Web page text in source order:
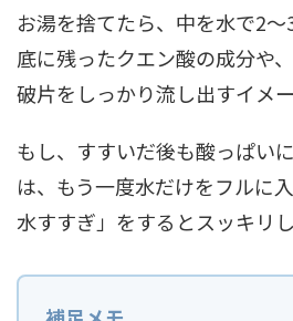
お湯を捨てたら、中を水で2～
底に残ったクエン酸の成分や
破片をしっかり流し出すイメー
もし、すすいだ後も酸っぱい
は、もう一度水だけをフルに
水すすぎ」をするとスッキリし